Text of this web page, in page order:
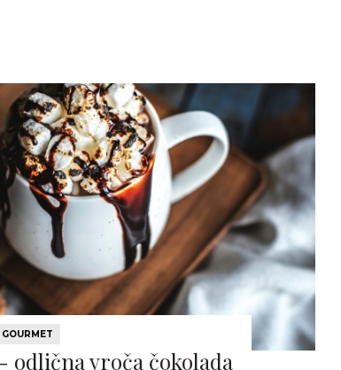
GOURMET
odlična vroča čokolada